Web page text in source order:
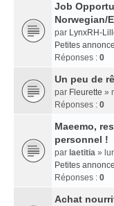
Job
Norwegian/
par LynxRH-
Petites
Réponses : 0
Un peu de
par Fleurette »
Réponses : 0
Maeemo,
personnel !
par laetitia »
Petites
Réponses : 0
Achat